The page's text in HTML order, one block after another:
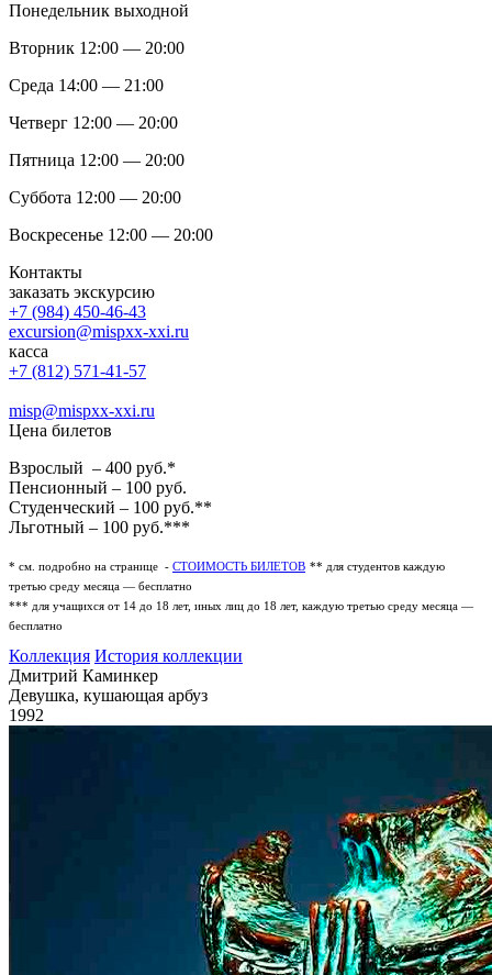
Понедельник выходной
Вторник 12:00 — 20:00
Среда 14:00 — 21:00
Четверг 12:00 — 20:00
Пятница 12:00 — 20:00
Суббота 12:00 — 20:00
Воскресенье 12:00 — 20:00
Контакты
заказать экскурсию
+7 (984) 450-46-43
excursion@mispxx-xxi.ru
касса
+7 (812) 571-41-57
misp@mispxx-xxi.ru
Цена билетов
Взрослый – 400 руб.*
Пенсионный – 100 руб.
Студенческий – 100 руб.**
Льготный – 100 руб.***
* см. подробно на странице - СТОИМОСТЬ БИЛЕТОВ ** для студентов каждую
третью среду месяца — бесплатно
*** для учащихся от 14 до 18 лет, иных лиц до 18 лет, каждую третью среду месяца —
бесплатно
Коллекция История коллекции
Дмитрий Каминкер
Девушка, кушающая арбуз
1992